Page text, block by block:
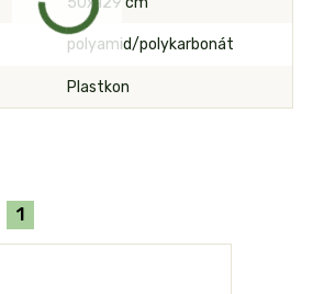
polyamid/polykarbonát
Plastkon
1